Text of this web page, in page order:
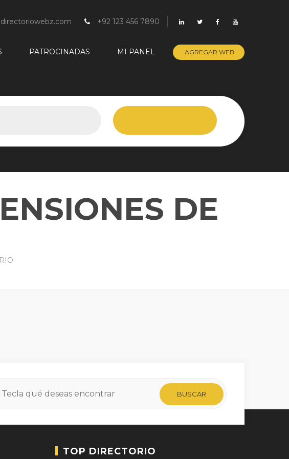
+92 123 456 7890
PATROCINADAS MI PANEL AGREGAR WEB
DE
TOP DIRECTORIO